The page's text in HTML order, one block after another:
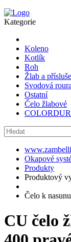
Kategorie
Koleno
Kotlík
Roh
Žlab a
Svodová
Ostatní
Čelo žlabové
Okapové
Produkty
Produktový
Čelo k
CU čelo